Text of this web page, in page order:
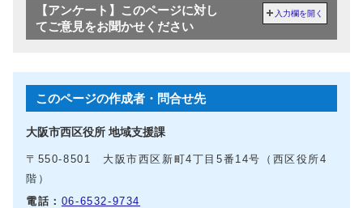
【アンケート】このページに対し
てご意見をお聞かせください
入力欄を開く
このページの作成者・問合せ先
大阪市西区役所 地域支援課
〒550-8501 大阪市西区新町4丁目5番14号（西区役所4
階）
電話： 06-6532-9734